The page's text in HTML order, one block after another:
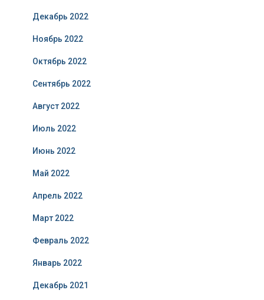
Декабрь 2022
Ноябрь 2022
Октябрь 2022
Сентябрь 2022
Август 2022
Июль 2022
Июнь 2022
Май 2022
Апрель 2022
Март 2022
Февраль 2022
Январь 2022
Декабрь 2021